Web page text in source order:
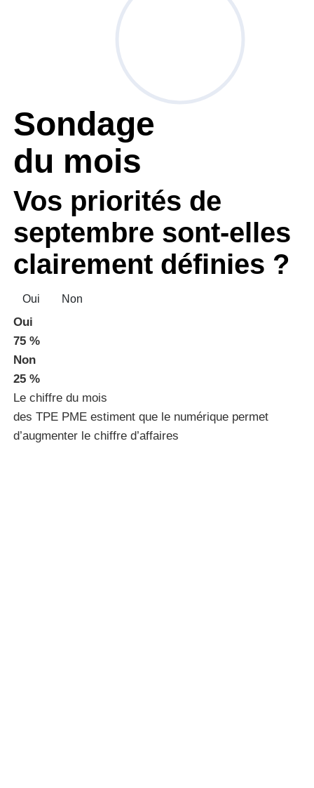
Sondage
du mois
Vos priorités de
septembre sont-elles
clairement définies ?
Oui Non
Oui
75 %
Non
25 %
Le chiffre du mois
des TPE PME estiment que le numérique permet
d’augmenter le chiffre d’affaires